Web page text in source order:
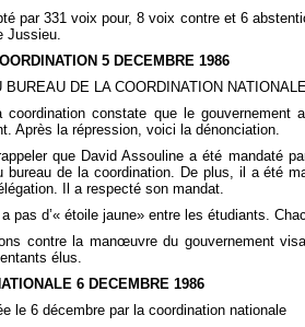
par 331 voix pour, 8 voix contre et 6
Jussieu.
5 DECEMBRE 1986
BUREAU DE LA COORDINATION
coordination constate que le
Après la répression, voici la dénonciation.
que David Assouline a été mandaté
bureau de la coordination. De plus, il a été
Il a respecté son mandat.
pas d’« étoile jaune» entre les étudiants.
contre la manœuvre du gouvernement
élus.
6 DECEMBRE 1986
le 6 décembre par la coordination nationale